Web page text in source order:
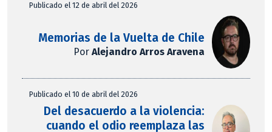
Publicado el 12 de abril del 2026
Memorias de la Vuelta de Chile
PorAlejandro Arros Aravena
Publicado el 10 de abril del 2026
Del desacuerdo a la violencia:
cuando el odio reemplaza las